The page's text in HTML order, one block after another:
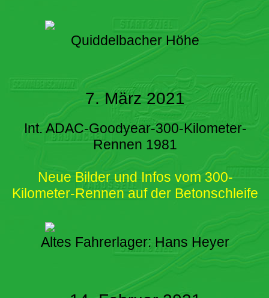
Quiddelbacher Höhe
7. März 2021
Int. ADAC-Goodyear-300-Kilometer-
Rennen 1981
Neue Bilder und Infos vom 300-
Kilometer-Rennen auf der Betonschleife
Altes Fahrerlager: Hans Heyer